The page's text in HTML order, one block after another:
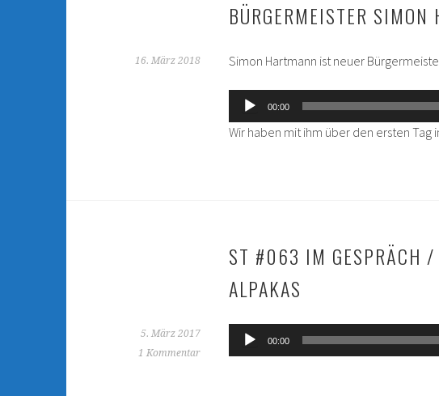
BÜRGERMEISTER SIMON
16. März 2018 Simon Hartmann ist neuer
Audio-
Player
00:00
Wir haben mit ihm über den ersten Tag
ST #063 IM GESPRÄCH /
ALPAKAS
5. März 2017
1 Kommentar
Audio-
Player
00:00